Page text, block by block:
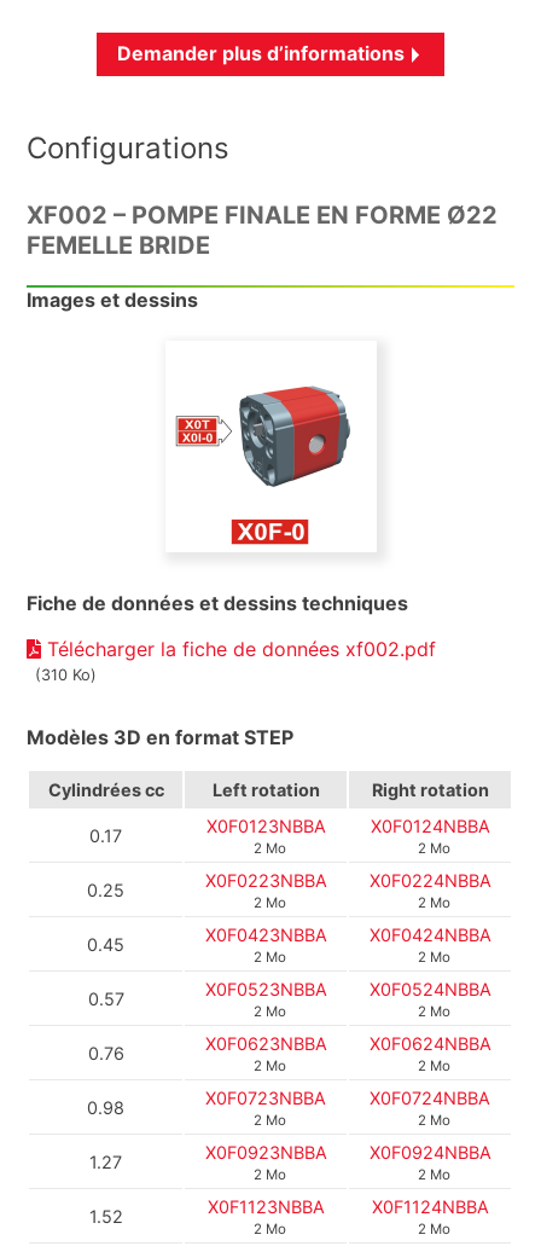
Demander plus d’informations
Configurations
XF002 – POMPE FINALE EN FORME Ø22
FEMELLE BRIDE
Images et dessins
Fiche de données et dessins techniques
Télécharger la fiche de données xf002.pdf
(310 Ko)
Modèles 3D en format STEP
Cylindréescc Left rotation Right rotation
0.17 X0F0123NBBA
2 Mo
X0F0124NBBA
2 Mo
0.25 X0F0223NBBA
2 Mo
X0F0224NBBA
2 Mo
0.45 X0F0423NBBA
2 Mo
X0F0424NBBA
2 Mo
0.57 X0F0523NBBA
2 Mo
X0F0524NBBA
2 Mo
0.76 X0F0623NBBA
2 Mo
X0F0624NBBA
2 Mo
0.98 X0F0723NBBA
2 Mo
X0F0724NBBA
2 Mo
1.27 X0F0923NBBA
2 Mo
X0F0924NBBA
2 Mo
1.52 X0F1123NBBA
2 Mo
X0F1124NBBA
2 Mo